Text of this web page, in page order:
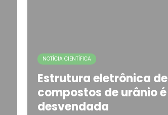
NOTÍCIA CIENTÍFICA
Estrutura eletrônica de
compostos de urânio é
desvendada